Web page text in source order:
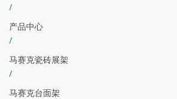
/
产品中心
/
马赛克瓷砖展架
/
马赛克台面架